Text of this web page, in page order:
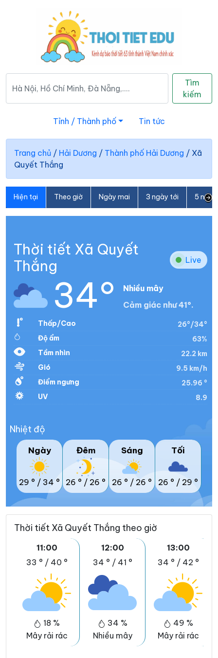
Tìm
kiếm
Tỉnh / Thành phố Tin tức
Trang chủ / Hải Dương / Thành phố Hải Dương / Xã
Quyết Thắng
Hiện tại Theo giờ Ngày mai 3 ngày tới 5
Thời tiết Xã Quyết
Thắng
Live
34°
Nhiều mây
Cảm giác như 41°.
Thấp/Cao
26°/34°
Độ ẩm
63%
Tầm nhìn
22.2 km
Gió
9.5 km/h
Điểm ngưng
25.96 °
UV
8.9
Nhiệt độ
Ngày
29 ° / 34 °
Đêm
26 ° / 26 °
Sáng
26 ° / 26 °
Tối
26 ° / 29 °
Thời tiết Xã Quyết Thắng theo giờ
11:00
33 ° / 40 °
18 %
Mây rải rác
12:00
34 ° / 41 °
34 %
Nhiều mây
13:00
34 ° / 42 °
49 %
Mây rải rác